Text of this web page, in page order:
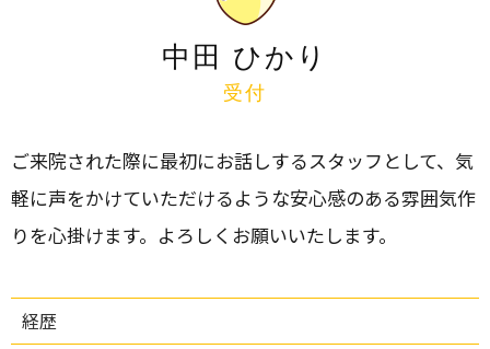
中田 ひかり
受付
ご来院された際に最初にお話しするスタッフとして、気
軽に声をかけていただけるような安心感のある雰囲気作
りを心掛けます。よろしくお願いいたします。
経歴